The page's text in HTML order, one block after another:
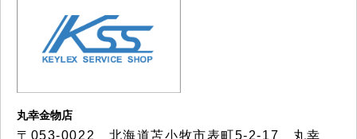
丸幸金物店
〒053-0022 北海道苫小牧市表町5-2-17 丸幸